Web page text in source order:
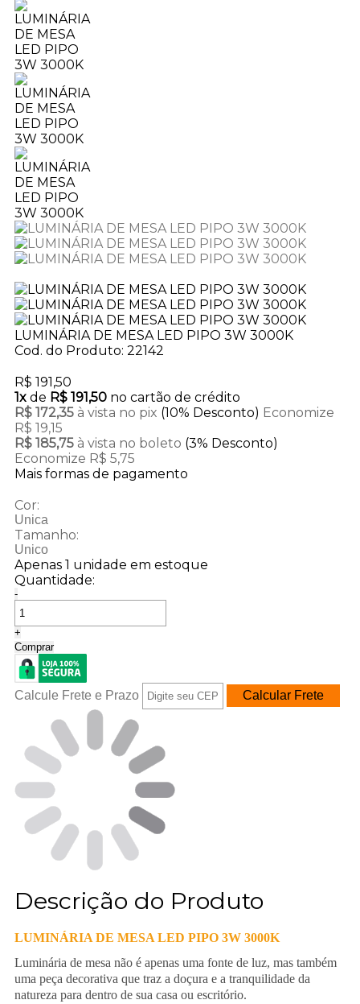
LUMINÁRIA DE MESA LED PIPO 3W 3000K
Cod. do Produto: 22142
R$ 191,50
1xde R$ 191,50 no cartão de crédito
R$ 172,35 à vista no pix (10% Desconto) Economize
R$ 19,15
R$ 185,75 à vista no boleto (3% Desconto)
Economize R$ 5,75
Mais formas de pagamento
Cor:
Unica
Tamanho:
Unico
Apenas 1 unidade em estoque
Quantidade:
-
+
Comprar
Calcule Frete e Prazo
Descrição do Produto
LUMINÁRIA DE MESA LED PIPO 3W 3000K
Luminária de mesa não é apenas uma fonte de luz, mas também
uma peça decorativa que traz a doçura e a tranquilidade da
natureza para dentro de sua casa ou escritório.